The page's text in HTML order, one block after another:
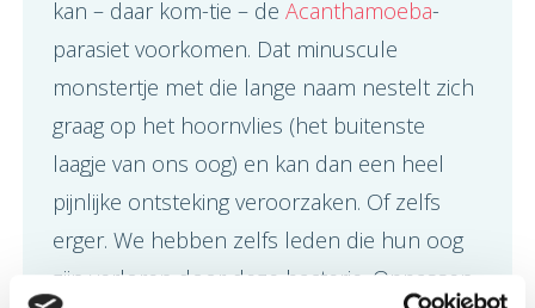
kan – daar kom-tie – de Acanthamoeba-
parasiet voorkomen. Dat minuscule
monstertje met die lange naam nestelt zich
graag op het hoornvlies (het buitenste
laagje van ons oog) en kan dan een heel
pijnlijke ontsteking veroorzaken. Of zelfs
erger. We hebben zelfs leden die hun oog
zijn verloren door deze bacterie. Oppassen